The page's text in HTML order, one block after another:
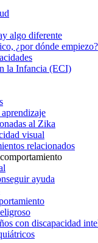
algo diferente
¿por dónde empiezo?
la Infancia (ECI)
al Zika
visual
relacionados
ayuda
con discapacidad